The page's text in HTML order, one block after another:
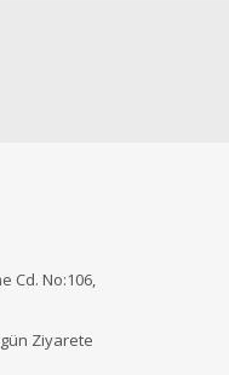
Cd. No:106,
Ziyarete